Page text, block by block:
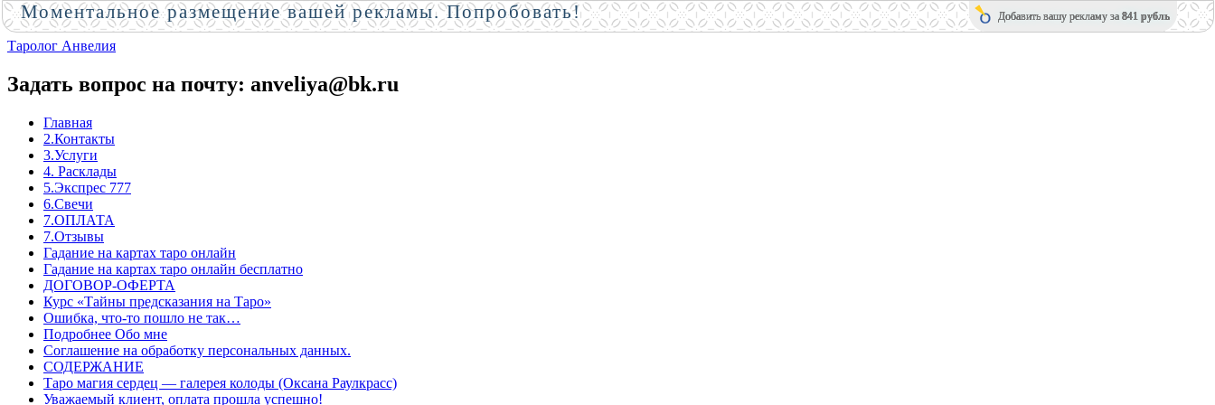
Таролог Анвелия
Задать вопрос на почту: anveliya@bk.ru
Главная
2.Контакты
3.Услуги
4. Расклады
5.Экспрес 777
6.Свечи
7.ОПЛАТА
7.Отзывы
Гадание на картах таро онлайн
Гадание на картах таро онлайн бесплатно
ДОГОВОР-ОФЕРТА
Курс «Тайны предсказания на Таро»
Ошибка, что-то пошло не так…
Подробнее Обо мне
Соглашение на обработку персональных данных.
СОДЕРЖАНИЕ
Таро магия сердец — галерея колоды (Оксана Раулкрасс)
Уважаемый клиент, оплата прошла успешно!
Моментальное размещение вашей рекламы. Попробовать! Добавить вашу рекламу за 841 рубль